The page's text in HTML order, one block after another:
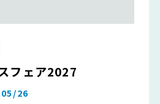
フェア2027
26